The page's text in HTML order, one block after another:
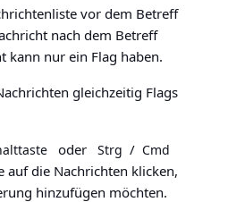
vor dem Betreff
nach dem Betreff
kann nur ein Flag haben.
gleichzeitig Flags
oder Strg / Cmd
auf die Nachrichten klicken,
hinzufügen möchten.